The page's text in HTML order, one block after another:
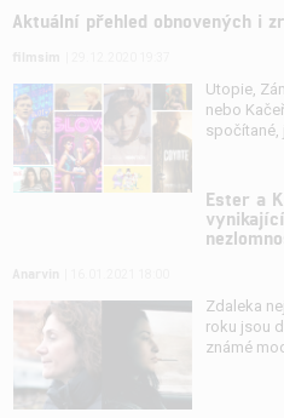
Aktuální přehled obnovených i
Utopie,
nebo
spočítané,
Ester a
Zdaleka
roku jsou
známé